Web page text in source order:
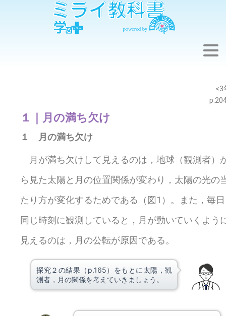
<3
１｜月の満ち欠け
１ 月の満ち欠け
月が満ち欠けして見えるのは，地球（観測者）
ら見た太陽と月の位置関係が変わり，太陽の光の
たり方が変化するためである（図1）。また，毎日
同じ時刻に観測していると，月が動いていくよう
見えるのは，月の公転が原因である。
探究２の結果（p.165）をもとに太陽，観
測者，月の関係を考えていきましょう。